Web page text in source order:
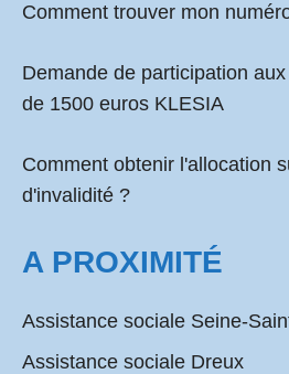
Comment trouver mon
Demande de participation
de 1500 euros KLESIA
Comment obtenir l'allocation
d'invalidité ?
A PROXIMITÉ
Assistance sociale Seine-
Assistance sociale Dreux